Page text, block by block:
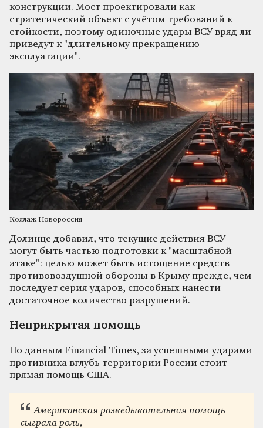
конструкции. Мост проектировали как
стратегический объект с учётом требований к
стойкости, поэтому одиночные удары ВСУ вряд ли
приведут к "длительному прекращению
эксплуатации".
Коллаж Новороссия
Долинце добавил, что текущие действия ВСУ
могут быть частью подготовки к "масштабной
атаке": целью может быть истощение средств
противовоздушной обороны в Крыму прежде, чем
последует серия ударов, способных нанести
достаточное количество разрушений.
Неприкрытая помощь
По данным Financial Times, за успешными ударами
противника вглубь территории России стоит
прямая помощь США.
Американская разведывательная помощь
сыграла роль,